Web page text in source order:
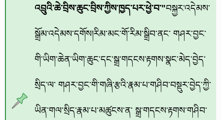
འབྲུའི་ཆེ་བྲིས་ཆུང་བྲིས་ཀྱིས་ཁྱད་པར་ཕྱེ་བ་"བསྐྱར་འདེམས་
སྒྲོམ་འདེམས་དགོས།རིམ་མང་གོ་རིམ་སྒྲིབ་ནང་ གཤར་བྱང་
གི་ཡིག་ཆེན་ཡིག་ཆུང་དང་སྒྲ་གདངས་རྟགས་སྣང་མེད་བྱེད་
སྲིད་ལ་ གཤར་བྱང་གི་གཞི་རྩའི་རྣམ་པ་གཤིབ་བསྡུར་བྱེད་ཀྱི་
ཡིན་གལ་སྲིད་རྣམ་པ་མཚུངས་ན་ སྒྲ་གདངས་རྟགས་གཤིབ་